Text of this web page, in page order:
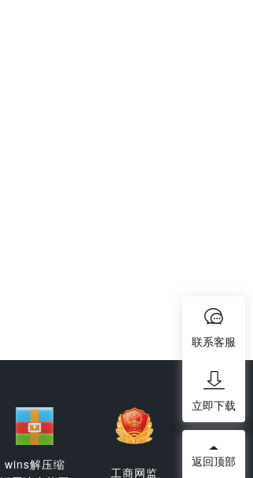
wins解压缩
工商网监
联系客服
立即下载
返回顶部